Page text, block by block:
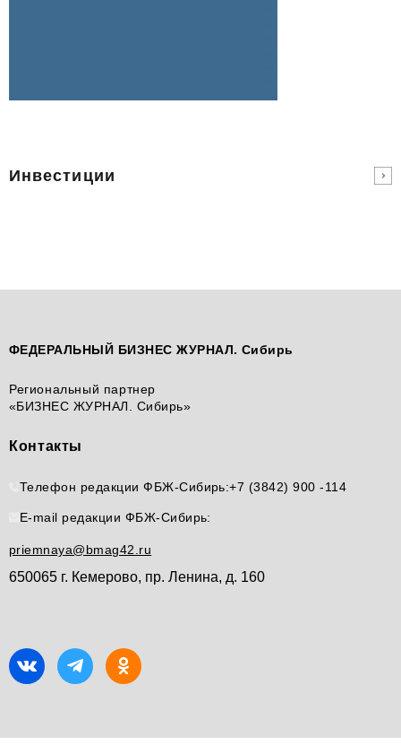
Инвестиции
ФЕДЕРАЛЬНЫЙ БИЗНЕС ЖУРНАЛ. Сибирь
Региональный партнер
«БИЗНЕС ЖУРНАЛ. Сибирь»
Контакты
Телефон редакции ФБЖ-Сибирь:+7 (3842) 900 -114
E-mail редакции ФБЖ-Сибирь:
priemnaya@bmag42.ru
650065 г. Кемерово, пр. Ленина, д. 160